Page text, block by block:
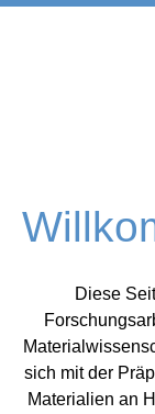
Diese
sich mit der
Materialien an